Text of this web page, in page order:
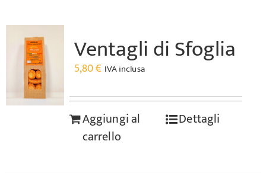
Ventagli di Sfoglia
5,80€ IVA inclusa
Aggiungi al
carrello
Dettagli